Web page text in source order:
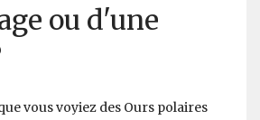
ou d'une
vous voyiez des Ours polaires